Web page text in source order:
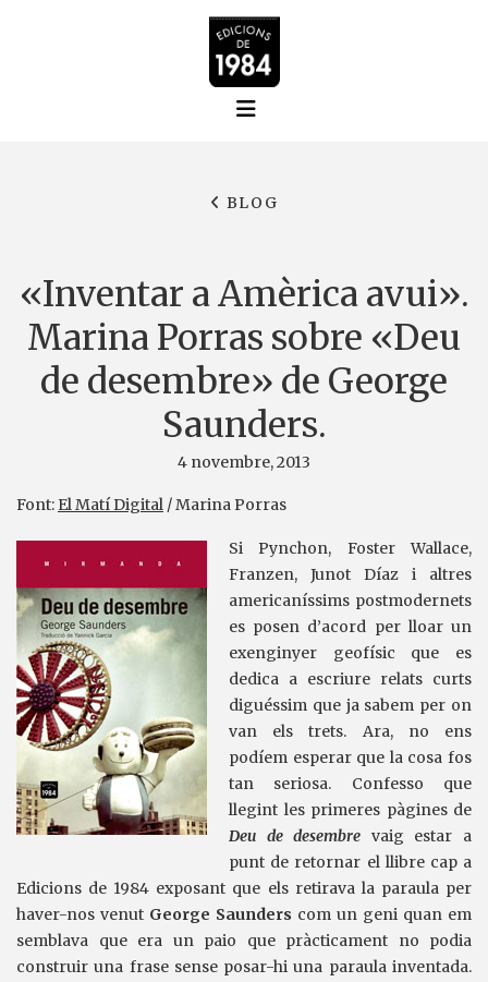
BLOG
«Inventar a Amèrica avui».
Marina Porras sobre «Deu
de desembre» de George
Saunders.
4 novembre, 2013
Font: El Matí Digital / Marina Porras
Si Pynchon, Foster Wallace,
Franzen, Junot Díaz i altres
americaníssims postmodernets
es posen d’acord per lloar un
exenginyer geofísic que es
dedica a escriure relats curts
diguéssim que ja sabem per on
van els trets. Ara, no ens
podíem esperar que la cosa fos
tan seriosa. Confesso que
llegint les primeres pàgines de
Deu de desembre vaig estar a
punt de retornar el llibre cap a
Edicions de 1984 exposant que els retirava la paraula per
haver-nos venut George Saunders com un geni quan em
semblava que era un paio que pràcticament no podia
construir una frase sense posar-hi una paraula inventada.